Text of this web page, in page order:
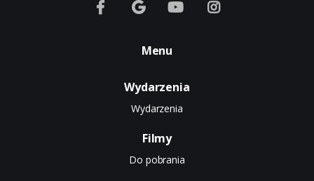
Menu
Wydarzenia
Wydarzenia
Filmy
Do pobrania